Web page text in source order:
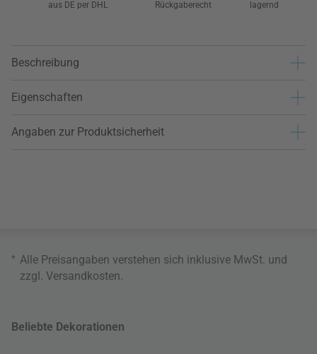
aus DE per DHL
Rückgaberecht
lagernd
Beschreibung
Eigenschaften
Angaben zur Produktsicherheit
* Alle Preisangaben verstehen sich inklusive MwSt. und
zzgl. Versandkosten
Beliebte Dekorationen